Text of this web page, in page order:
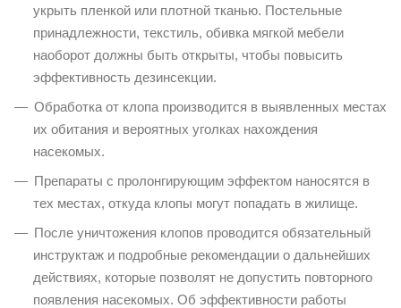
укрыть пленкой или плотной тканью. Постельные
принадлежности, текстиль, обивка мягкой мебели
наоборот должны быть открыты, чтобы повысить
эффективность дезинсекции.
Обработка от клопа производится в выявленных местах
их обитания и вероятных уголках нахождения
насекомых.
Препараты с пролонгирующим эффектом наносятся в
тех местах, откуда клопы могут попадать в жилище.
После уничтожения клопов проводится обязательный
инструктаж и подробные рекомендации о дальнейших
действиях, которые позволят не допустить повторного
появления насекомых. Об эффективности работы